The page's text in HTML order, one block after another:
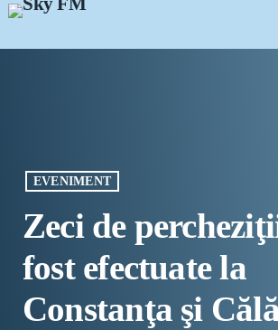
EVENIMENT
Zeci de
fost efectuate la
Constanţa şi